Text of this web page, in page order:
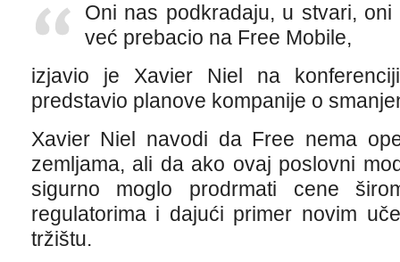
Oni nas podkradaju, u stvari,
već prebacio na Free Mobile,
izjavio je Xavier Niel na
predstavio planove kompanije o
Xavier Niel navodi da Free nema
zemljama, ali da ako ovaj poslovni
sigurno moglo prodrmati cene
regulatorima i dajući primer novim
tržištu.